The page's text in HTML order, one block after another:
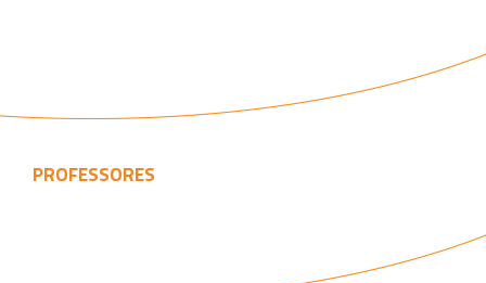
PROFESSORES